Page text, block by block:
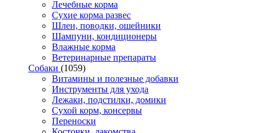
Лечебные корма
Сухие корма развес
Шлеи, поводки, ошейники
Шампуни, кондиционеры
Влажные корма
Ветеринарные препараты
Собаки (1059)
Витамины и полезные добавки
Инструменты для ухода
Лежаки, подстилки, домики
Сухой корм, консервы
Переноски